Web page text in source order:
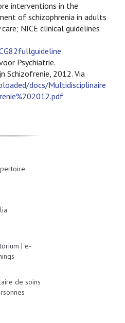
interventions in the
of schizophrenia in adults
NICE clinical guidelines
Psychiatrie.
Schizofrenie, 2012. Via
docs/Multidisciplinaire
| e-
de soins